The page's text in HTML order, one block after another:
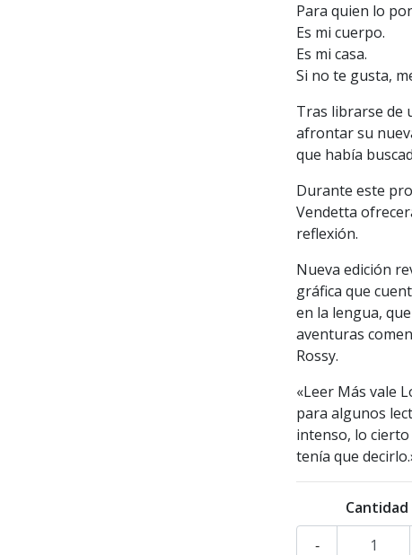
Para quien lo
Es mi cuerpo.
Es mi casa.
Si no te gusta,
Tras librarse de
afrontar su
que había
Durante este
Vendetta
reflexión.
Nueva edición
gráfica que
en la lengua,
aventuras
Rossy.
«Leer Más vale
para algunos
intenso, lo cierto
tenía que
Cantidad
-